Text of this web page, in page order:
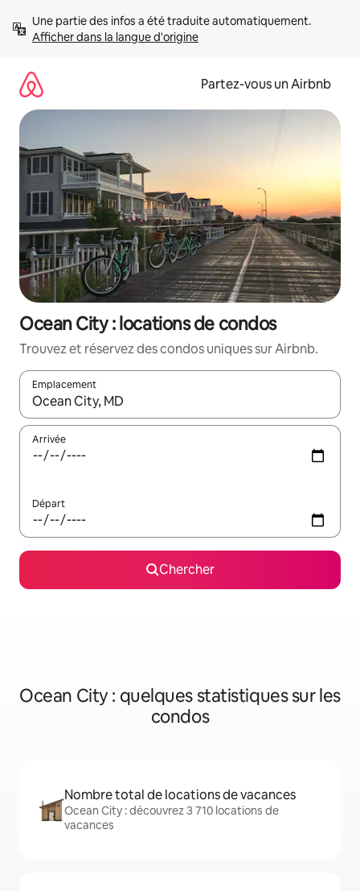
directement
Afficher dans la langue d'origine
Partez-vous un Airbnb
Ocean City : locations de condos
Trouvez et réservez des condos uniques sur Airbnb.
Emplacement
Quand les résultats sont affichés, parcourez-les en utilisant
Arrivée
Départ
Chercher
Ocean City : quelques statistiques sur les
condos
Nombre total de locations de vacances
Ocean City : découvrez 3 710 locations de
vacances